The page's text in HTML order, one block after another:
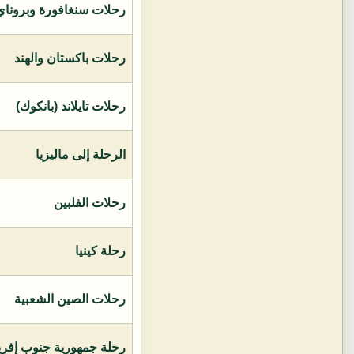
رحلات سنغافورة
رحلات باكستان والهند
رحلات تايلاند (بانكوك)
الرحلة إلى ماليزيا
رحلات الفلبين
رحلة كينيا
رحلات الصين الشعبية
رحلة جمهورية جنوب